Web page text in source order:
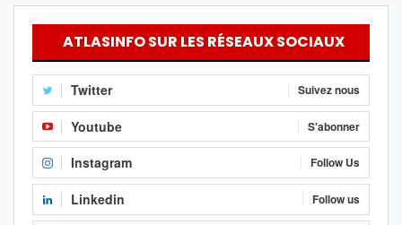
ATLASINFO SUR LES RÉSEAUX SOCIAUX
Twitter Suivez nous
Youtube S'abonner
Instagram Follow Us
Linkedin Follow us